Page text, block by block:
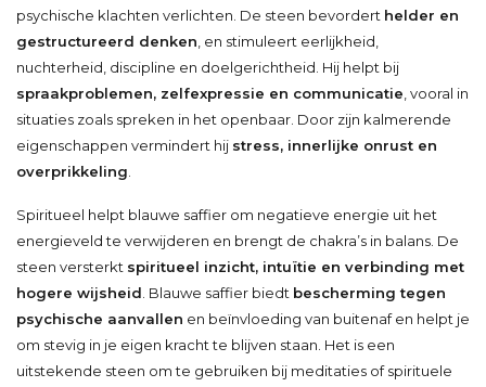
psychische klachten verlichten. De steen bevordert helder en
gestructureerd denken , en stimuleert eerlijkheid,
nuchterheid, discipline en doelgerichtheid. Hij helpt bij
spraakproblemen, zelfexpressie en communicatie , vooral in
situaties zoals spreken in het openbaar. Door zijn kalmerende
eigenschappen vermindert hij stress, innerlijke onrust en
overprikkeling
Spiritueel helpt blauwe saffier om negatieve energie uit het
energieveld te verwijderen en brengt de chakra’s in balans. De
steen versterkt spiritueel inzicht, intuïtie en verbinding met
hogere wijsheid . Blauwe saffier biedt bescherming tegen
psychische aanvallen en beïnvloeding van buitenaf en helpt je
om stevig in je eigen kracht te blijven staan. Het is een
uitstekende steen om te gebruiken bij meditaties of spirituele